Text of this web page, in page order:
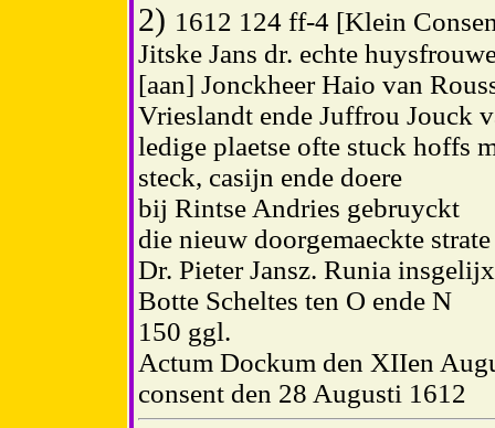
2) 1612 124 ff-4 [Klein
Jitske Jans dr. echte
[aan] Jonckheer Haio van
Vrieslandt ende Juffrou Jouck
ledige plaetse ofte stuck hoffs
steck, casijn ende doere
bij Rintse Andries gebruyckt
die nieuw doorgemaeckte
Dr. Pieter Jansz. Runia
Botte Scheltes ten O ende N
150 ggl.
Actum Dockum den XIIen
consent den 28 Augusti 1612